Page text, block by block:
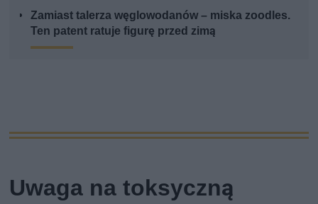
Zamiast talerza węglowodanów – miska zoodles.
Ten patent ratuje figurę przed zimą
Uwaga na toksyczną